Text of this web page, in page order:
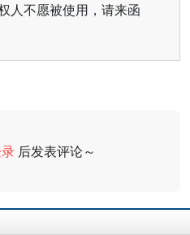
人不愿被使用，请来函
后发表评论～